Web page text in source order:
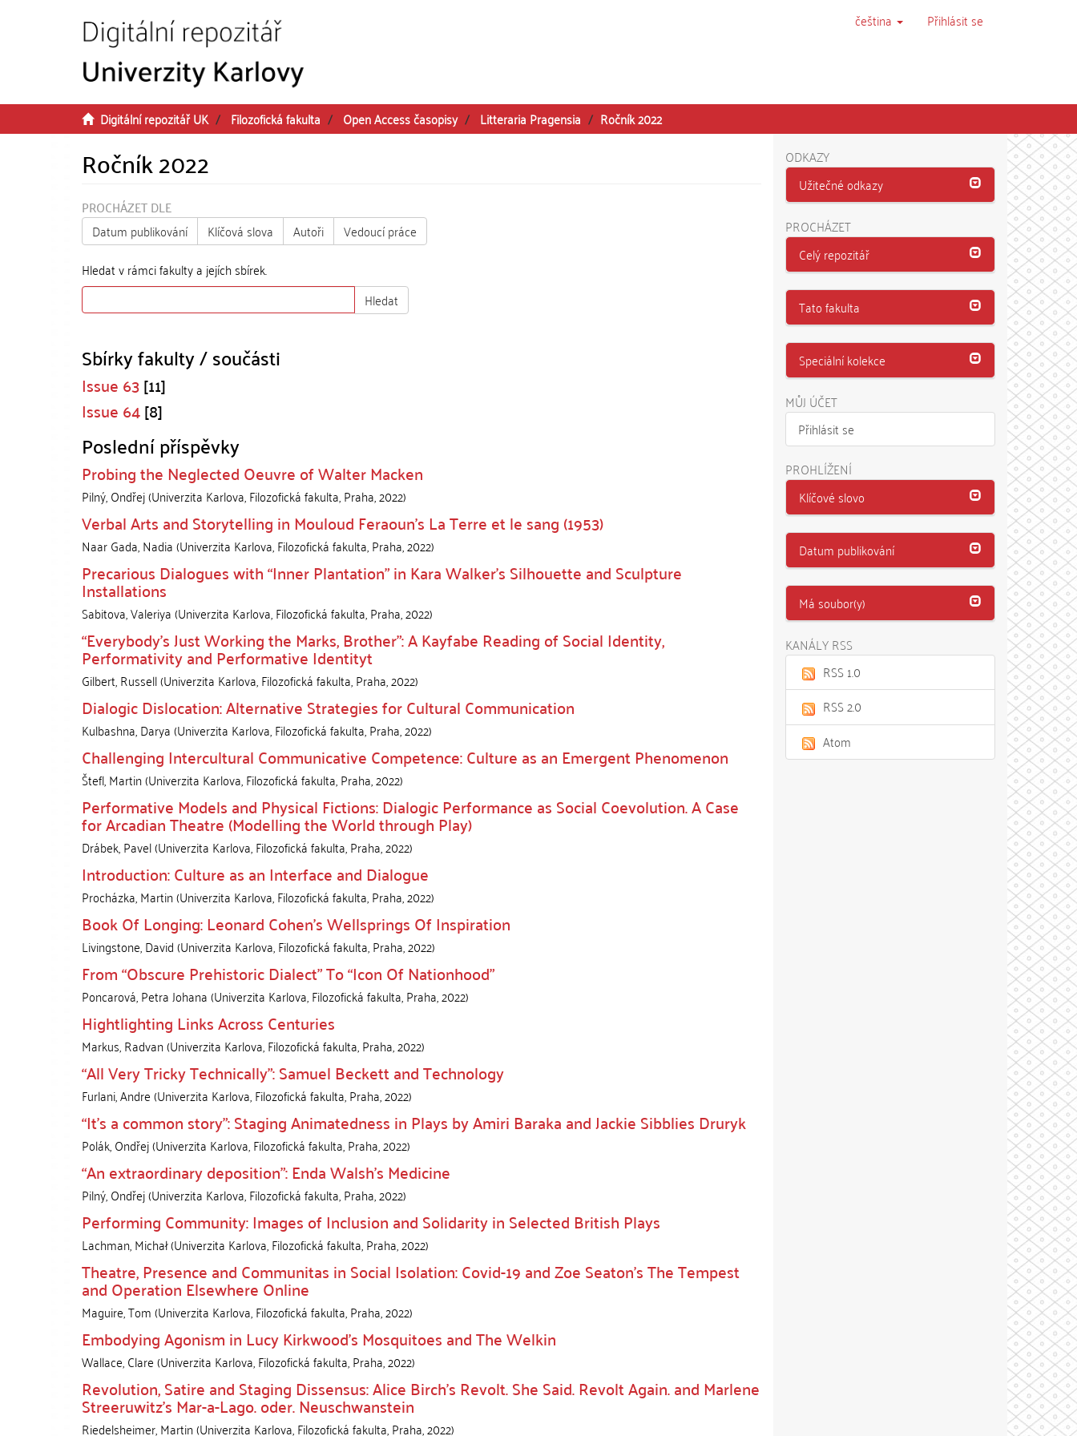
čeština Přihlásit se
Digitální repozitář UK Filozofická fakulta Open Access časopisy Litteraria Pragensia Ročník 2022
Ročník 2022
PROCHÁZET DLE
Datum publikování
Klíčová slova Autoři
Vedoucí práce
Hledat v rámci fakulty a jejích sbírek.
Hledat
Sbírky fakulty / součásti
Issue 63[11]
Issue 64[8]
Poslední příspěvky
Probing the Neglected Oeuvre of Walter Macken
Pilný, Ondřej(Univerzita Karlova, Filozofická fakulta,Praha,2022)
Verbal Arts and Storytelling in Mouloud Feraoun’s La Terre et le sang (1953)
Naar Gada, Nadia(Univerzita Karlova, Filozofická fakulta,Praha,2022)
Precarious Dialogues with “Inner Plantation” in Kara Walker’s Silhouette and Sculpture
Installations
Sabitova, Valeriya(Univerzita Karlova, Filozofická fakulta,Praha,2022)
“Everybody’s Just Working the Marks, Brother”: A Kayfabe Reading of Social Identity,
Performativity and Performative Identityt
Gilbert, Russell(Univerzita Karlova, Filozofická fakulta,Praha,2022)
Dialogic Dislocation: Alternative Strategies for Cultural Communication
Kulbashna, Darya(Univerzita Karlova, Filozofická fakulta,Praha,2022)
Challenging Intercultural Communicative Competence: Culture as an Emergent Phenomenon
Štefl, Martin(Univerzita Karlova, Filozofická fakulta,Praha,2022)
Performative Models and Physical Fictions: Dialogic Performance as Social Coevolution. A Case
for Arcadian Theatre (Modelling the World through Play)
Drábek, Pavel(Univerzita Karlova, Filozofická fakulta,Praha,2022)
Introduction: Culture as an Interface and Dialogue
Procházka, Martin(Univerzita Karlova, Filozofická fakulta,Praha,2022)
Book Of Longing: Leonard Cohen’s Wellsprings Of Inspiration
Livingstone, David(Univerzita Karlova, Filozofická fakulta,Praha,2022)
From “Obscure Prehistoric Dialect” To “Icon Of Nationhood”
Poncarová, Petra Johana(Univerzita Karlova, Filozofická fakulta,Praha,2022)
Hightlighting Links Across Centuries
Markus, Radvan(Univerzita Karlova, Filozofická fakulta,Praha,2022)
“All Very Tricky Technically”: Samuel Beckett and Technology
Furlani, Andre(Univerzita Karlova, Filozofická fakulta,Praha,2022)
“It’s a common story”: Staging Animatedness in Plays by Amiri Baraka and Jackie Sibblies Druryk
Polák, Ondřej(Univerzita Karlova, Filozofická fakulta,Praha,2022)
“An extraordinary deposition”: Enda Walsh’s Medicine
Pilný, Ondřej(Univerzita Karlova, Filozofická fakulta,Praha,2022)
Performing Community: Images of Inclusion and Solidarity in Selected British Plays
Lachman, Michał(Univerzita Karlova, Filozofická fakulta,Praha,2022)
Theatre, Presence and Communitas in Social Isolation: Covid-19 and Zoe Seaton’s The Tempest
and Operation Elsewhere Online
Maguire, Tom(Univerzita Karlova, Filozofická fakulta,Praha,2022)
Embodying Agonism in Lucy Kirkwood’s Mosquitoes and The Welkin
Wallace, Clare(Univerzita Karlova, Filozofická fakulta,Praha,2022)
Revolution, Satire and Staging Dissensus: Alice Birch’s Revolt. She Said. Revolt Again. and Marlene
Streeruwitz’s Mar-a-Lago. oder. Neuschwanstein
Riedelsheimer, Martin(Univerzita Karlova, Filozofická fakulta,Praha,2022)
ODKAZY
Užitečné odkazy
PROCHÁZET
Celý repozitář
Tato fakulta
Speciální kolekce
MŮJ ÚČET
Přihlásit se
PROHLÍŽENÍ
Klíčové slovo
Datum publikování
Má soubor(y)
KANÁLY RSS
RSS 1.0
RSS 2.0
Atom